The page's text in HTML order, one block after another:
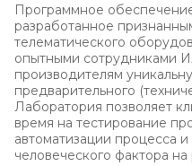
Программное
разработанное
телематического
опытными сотрудниками
производителям
предварительного
Лаборатория позволяет
время на тестирование
автоматизации процесса
человеческого фактора